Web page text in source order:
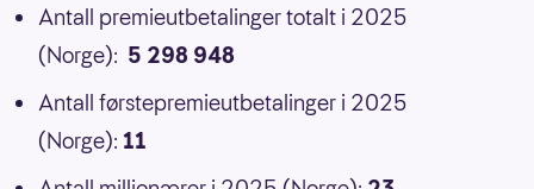
Antall premieutbetalinger totalt i 2025
(Norge): 5 298 948
Antall førstepremieutbetalinger i 2025
(Norge): 11